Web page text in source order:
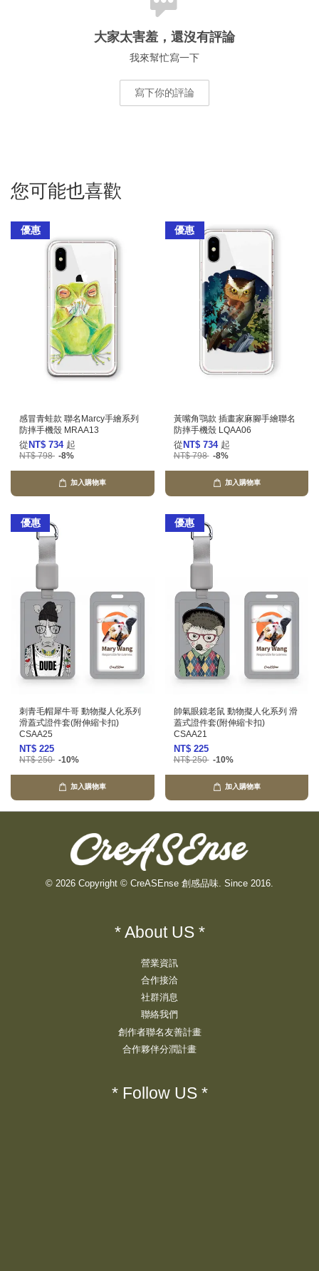
大家太害羞，還沒有評論
我來幫忙寫一下
寫下你的評論
您可能也喜歡
優惠
感冒青蛙款 聯名Marcy手繪系列
防摔手機殼 MRAA13
從 NT$ 734 起
NT$ 798 -8%
加入購物車
優惠
黃嘴角鶚款 插畫家麻腳手繪聯名
防摔手機殼 LQAA06
從 NT$ 734 起
NT$ 798 -8%
加入購物車
優惠
刺青毛帽犀牛哥 動物擬人化系列
滑蓋式證件套(附伸縮卡扣)
CSAA25
NT$ 225
NT$ 250 -10%
加入購物車
優惠
帥氣眼鏡老鼠 動物擬人化系列 滑
蓋式證件套(附伸縮卡扣)
CSAA21
NT$ 225
NT$ 250 -10%
加入購物車
© 2026 Copyright © CreASEnse 創感品味. Since 2016.
* About US *
營業資訊
合作接洽
社群消息
聯絡我們
創作者聯名友善計畫
合作夥伴分潤計畫
* Follow US *